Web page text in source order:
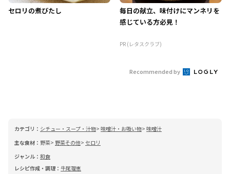
セロリの煮びたし
毎日の献立、味付けにマンネリを
感じている方必見！
PR (レタスクラブ)
Recommended by
カテゴリ： シチュー・スープ・汁物 味噌汁・お吸い物 味噌汁
主な食材： 野菜 野菜その他 セロリ
ジャンル： 和食
レシピ作成・調理： 牛尾理恵